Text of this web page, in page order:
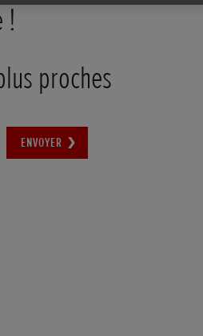
!
proches
ENVOYER